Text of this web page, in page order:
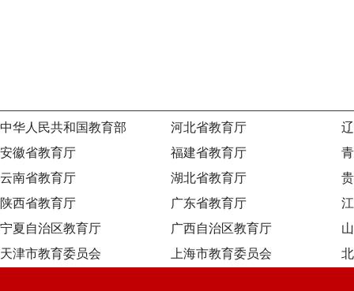
中华人民共和国教育部 河北省教育厅
安徽省教育厅
福建省教育厅
云南省教育厅
湖北省教育厅
陕西省教育厅
广东省教育厅
宁夏自治区教育厅
广西自治区教育厅
天津市教育委员会
上海市教育委员会